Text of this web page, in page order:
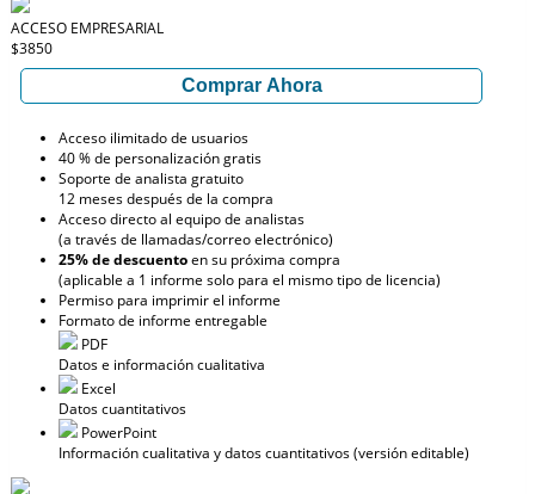
ACCESO EMPRESARIAL
$3850
Comprar Ahora
Acceso ilimitado de usuarios
40 % de personalización gratis
Soporte de analista gratuito
12 meses después de la compra
Acceso directo al equipo de analistas
(a través de llamadas/correo electrónico)
25% de descuentoen su próxima compra
(aplicable a 1 informe solo para el mismo tipo de licencia)
Permiso para imprimir el informe
Formato de informe entregable
PDF
Datos e información cualitativa
Excel
Datos cuantitativos
PowerPoint
Información cualitativa y datos cuantitativos (versión editable)